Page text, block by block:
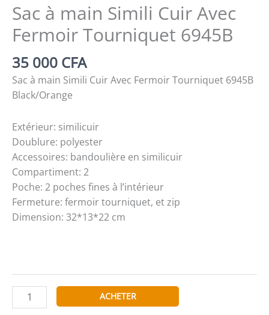
Sac à main Simili Cuir Avec
Fermoir Tourniquet 6945B
35 000 CFA
Sac à main Simili Cuir Avec Fermoir Tourniquet 6945B
Black/Orange
Extérieur: similicuir
Doublure: polyester
Accessoires: bandoulière en similicuir
Compartiment: 2
Poche: 2 poches fines à l’intérieur
Fermeture: fermoir tourniquet, et zip
Dimension: 32*13*22 cm
quantité
de
ACHETER